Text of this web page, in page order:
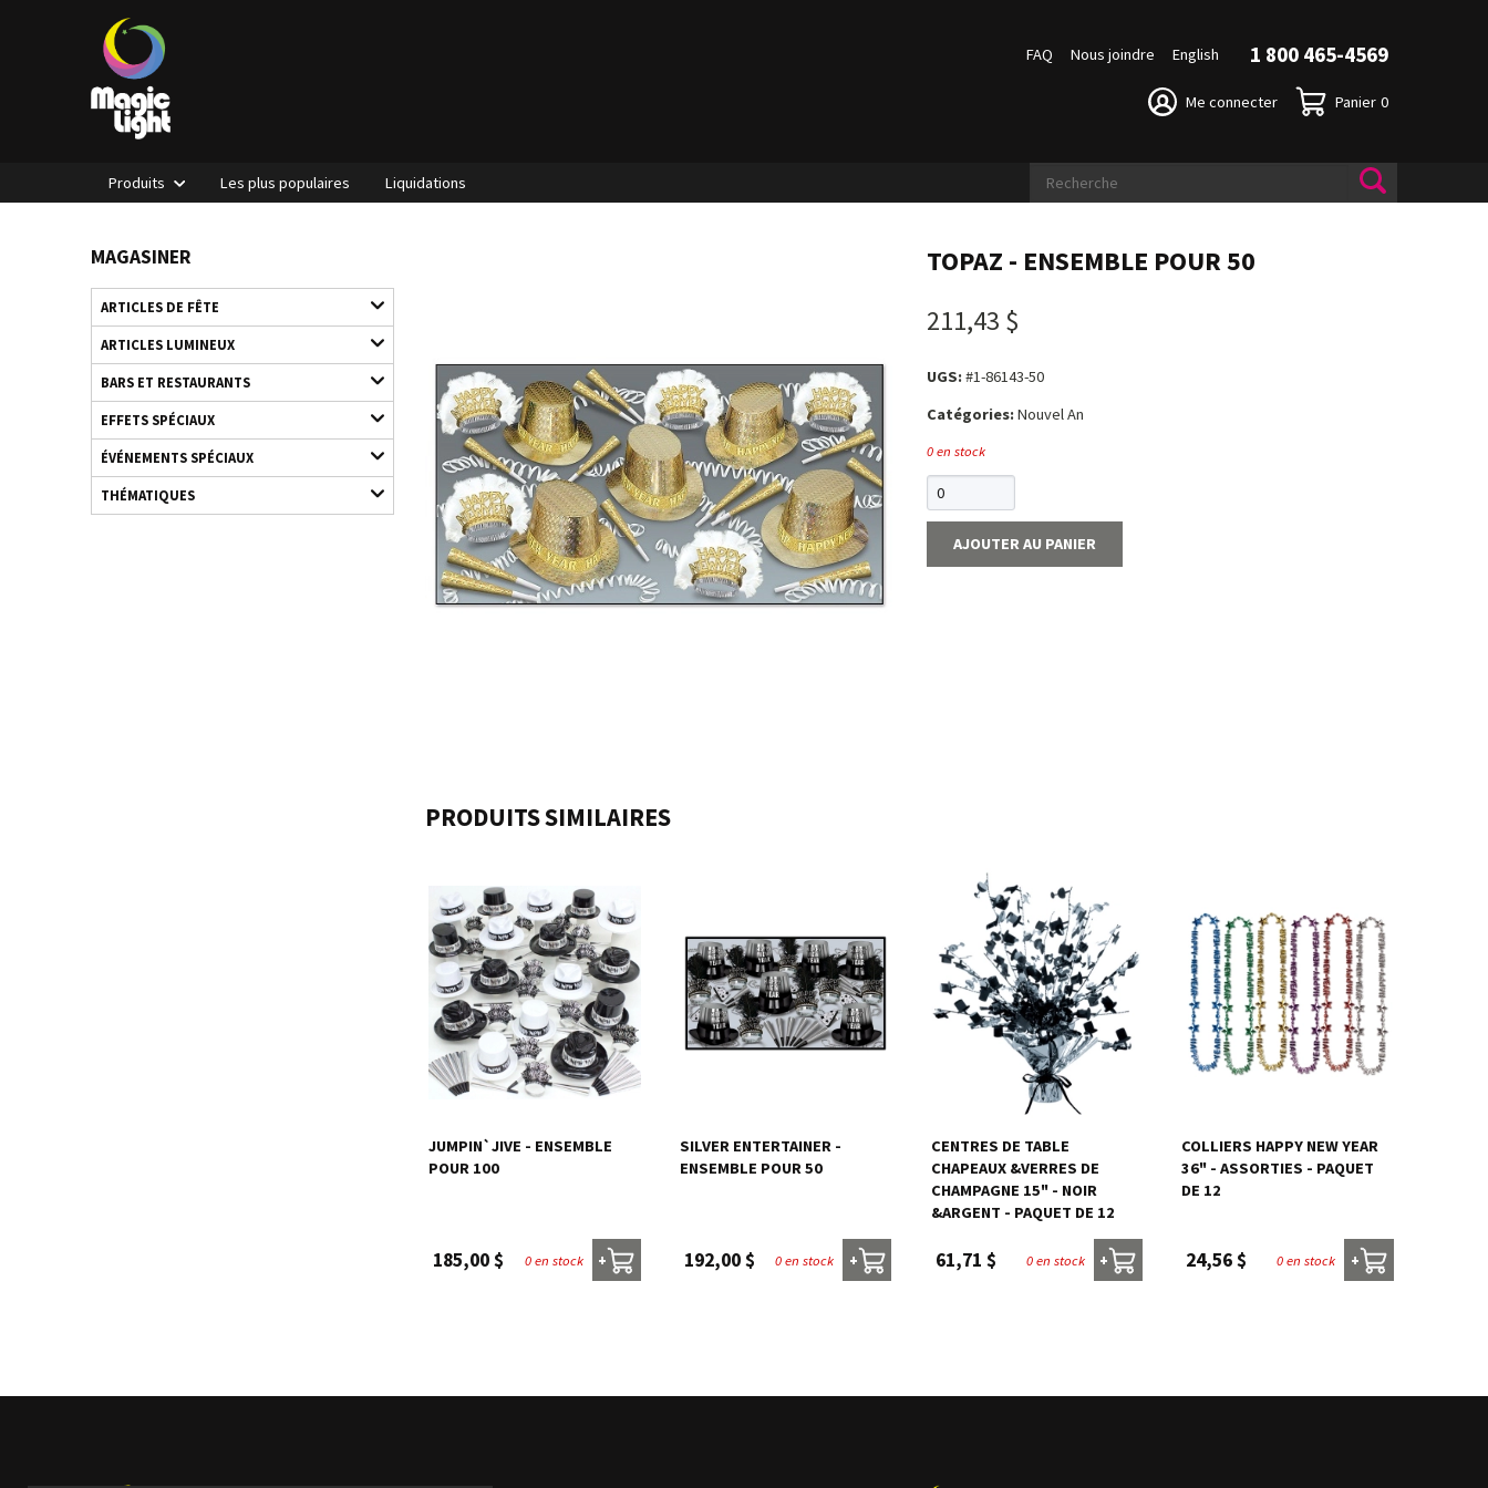
FAQ Nous joindre English 1 800 465-4569
Me connecter Panier 0
Produits Les plus populaires Liquidations
MAGASINER
ARTICLES DE FÊTE
ARTICLES LUMINEUX
BARS ET RESTAURANTS
EFFETS SPÉCIAUX
ÉVÉNEMENTS SPÉCIAUX
THÉMATIQUES
TOPAZ - ENSEMBLE POUR 50
211,43 $
UGS:#1-86143-50
Catégories:Nouvel An
0 en stock
AJOUTER AU PANIER
PRODUITS SIMILAIRES
JUMPIN`JIVE - ENSEMBLE
POUR 100
185,00 $ 0 en stock +
SILVER ENTERTAINER -
ENSEMBLE POUR 50
192,00 $ 0 en stock +
CENTRES DE TABLE
CHAPEAUX &VERRES DE
CHAMPAGNE 15" - NOIR
&ARGENT - PAQUET DE 12
61,71 $ 0 en stock +
COLLIERS HAPPY NEW YEAR
36" - ASSORTIES - PAQUET
DE 12
24,56 $ 0 en stock +